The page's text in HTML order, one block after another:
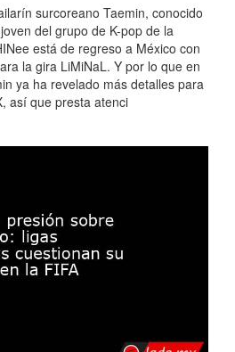
surcoreano Taemin, conocido
del grupo de K-pop de la
está de regreso a México con
la gira LiMiNaL. Y por lo que en
ya ha revelado más detalles para
así que presta atenci